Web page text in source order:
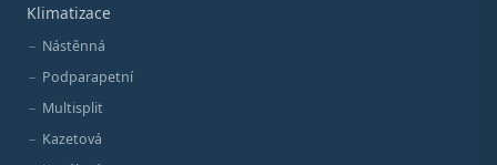
Klimatizace
Nástěnná
Podparapetní
Multisplit
Kazetová